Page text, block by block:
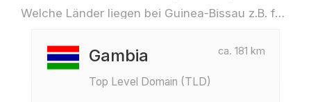
Welche Länder liegen bei Guinea-Bissau z.B. für Reisen oder Flüge
ca. 181 km
Gambia
Top Level Domain (TLD)